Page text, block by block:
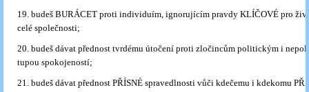
19. budeš BURÁCET proti individuím, ignorujícím pravdy KLÍČOVÉ pro
celé společnosti;
20. budeš dávat přednost tvrdému útočení proti zločincům politickým i
tupou spokojeností;
21. budeš dávat přednost PŘÍSNÉ spravedlnosti vůči kdečemu i kdekomu